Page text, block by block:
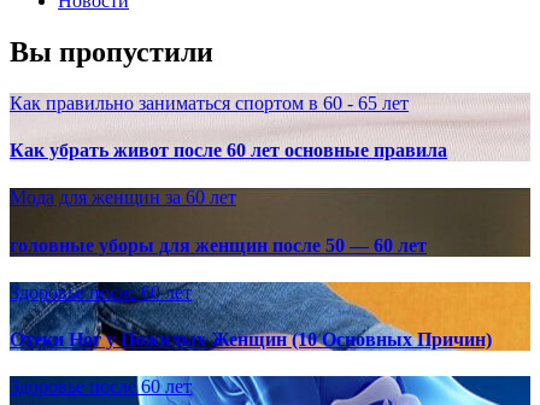
Вы пропустили
Как правильно заниматься спортом в 60 - 65 лет
Как убрать живот после 60 лет основные правила
Мода для женщин за 60 лет
головные уборы для женщин после 50 — 60 лет
Здоровье после 60 лет
Отеки Ног у Пожилых Женщин (10 Основных Причин)
Здоровье после 60 лет